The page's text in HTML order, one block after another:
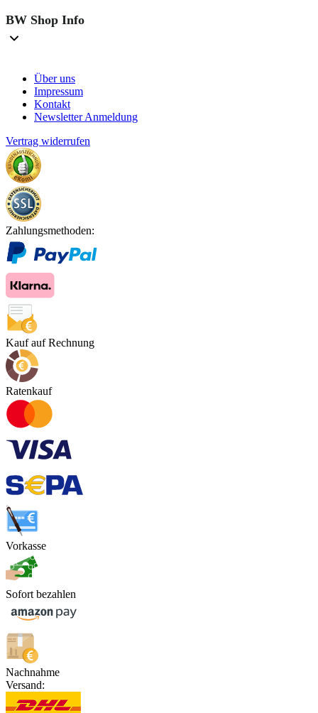
BW Shop Info
Über uns
Impressum
Kontakt
Newsletter Anmeldung
Vertrag widerrufen
Zahlungsmethoden:
Kauf auf Rechnung
Ratenkauf
Vorkasse
Sofort bezahlen
Nachnahme
Versand: